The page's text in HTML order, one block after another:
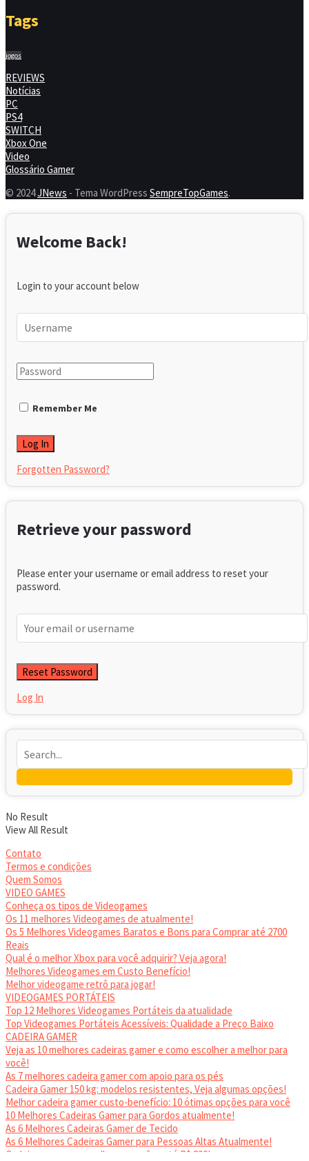
Tags
jogos
REVIEWS
Notícias
PC
PS4
SWITCH
Xbox One
Video
Glossário Gamer
© 2024JNews - Tema WordPress SempreTopGames.
Welcome Back!
Login to your account below
Remember Me
Forgotten Password?
Retrieve your password
Please enter your username or email address to reset your
password.
Log In
No Result
View All Result
Contato
Termos e condições
Quem Somos
VIDEO GAMES
Conheça os tipos de Videogames
Os 11 melhores Videogames de atualmente!
Os 5 Melhores Videogames Baratos e Bons para Comprar até 2700
Reais
Qual é o melhor Xbox para você adquirir? Veja agora!
Melhores Videogames em Custo Benefício!
Melhor videogame retrô para jogar!
VIDEOGAMES PORTÁTEIS
Top 12 Melhores Videogames Portáteis da atualidade
Top Videogames Portáteis Acessíveis: Qualidade a Preço Baixo
CADEIRA GAMER
Veja as 10 melhores cadeiras gamer e como escolher a melhor para
você!
As 7 melhores cadeira gamer com apoio para os pés
Cadeira Gamer 150 kg: modelos resistentes, Veja algumas opções!
Melhor cadeira gamer custo-benefício: 10 ótimas opções para você
10 Melhores Cadeiras Gamer para Gordos atualmente!
As 6 Melhores Cadeiras Gamer de Tecido
As 6 Melhores Cadeiras Gamer para Pessoas Altas Atualmente!
Cadeiras gamer: as melhores opções até R$ 800!